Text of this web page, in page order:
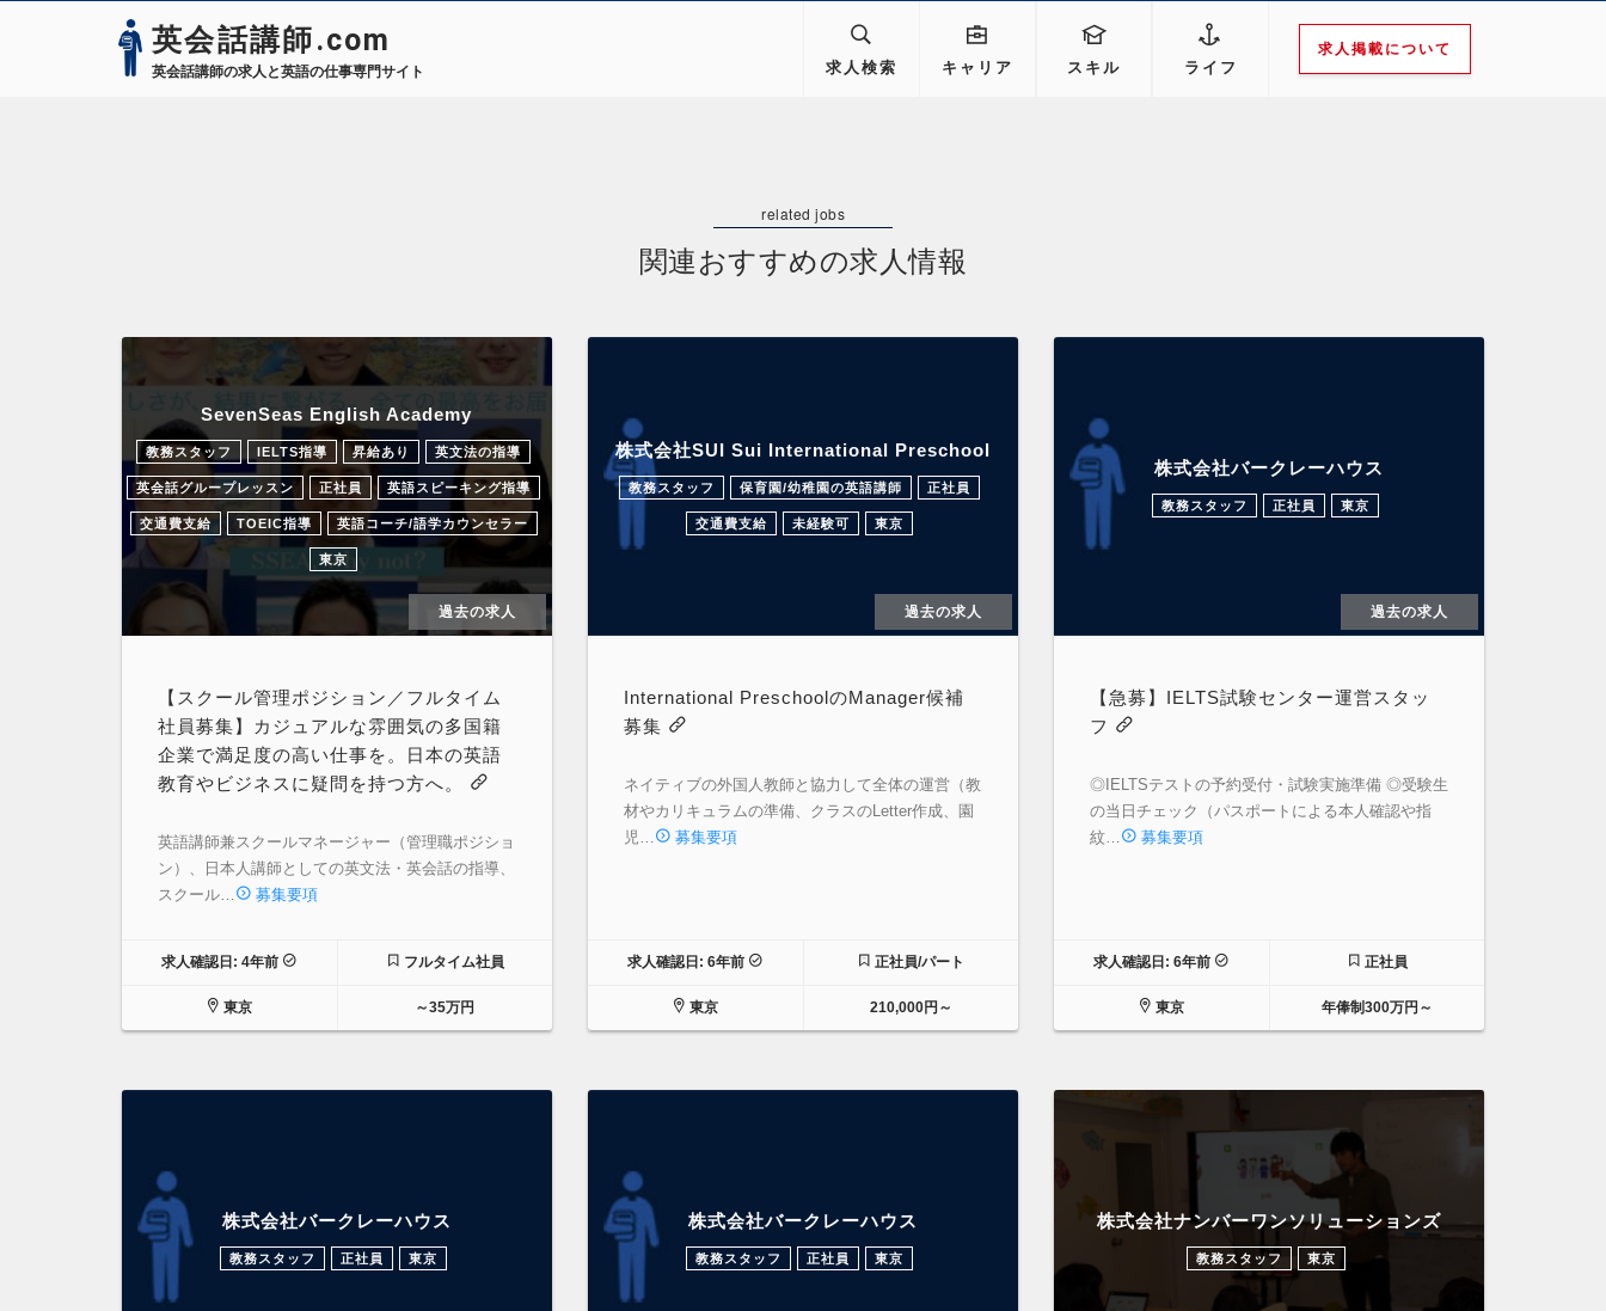
英会話講師.com
英会話講師の求人と英語の仕事専門サイト 求人検索 キャリア スキル ライフ
求人掲載について
関連おすすめの求人情報
SevenSeas English Academy
教務スタッフ IELTS指導 昇給あり 英文法の指導
英会話グループレッスン 正社員 英語スピーキング指導
交通費支給 TOEIC指導 英語コーチ/語学カウンセラー
東京
過去の求人
【スクール管理ポジション／フルタイム
社員募集】カジュアルな雰囲気の多国籍
企業で満足度の高い仕事を。日本の英語
教育やビジネスに疑問を持つ方へ。
英語講師兼スクールマネージャー（管理職ポジショ
ン）、日本人講師としての英文法・英会話の指導、
スクール…
募集要項
求人確認日: 4年前 フルタイム社員
東京 ～35万円
株式会社SUI Sui International Preschool
教務スタッフ 保育園/幼稚園の英語講師 正社員
交通費支給 未経験可 東京
過去の求人
International PreschoolのManager候補
募集
ネイティブの外国人教師と協力して全体の運営（教
材やカリキュラムの準備、クラスのLetter作成、園
児…
募集要項
求人確認日: 6年前 正社員/パート
東京 210,000円～
株式会社バークレーハウス
教務スタッフ 正社員 東京
過去の求人
【急募】IELTS試験センター運営スタッ
フ
◎IELTSテストの予約受付・試験実施準備 ◎受験生
の当日チェック（パスポートによる本人確認や指
紋…
募集要項
求人確認日: 6年前 正社員
東京 年俸制300万円～
株式会社バークレーハウス
教務スタッフ 正社員 東京
株式会社バークレーハウス
教務スタッフ 正社員 東京
株式会社ナンバーワンソリューションズ
教務スタッフ 東京